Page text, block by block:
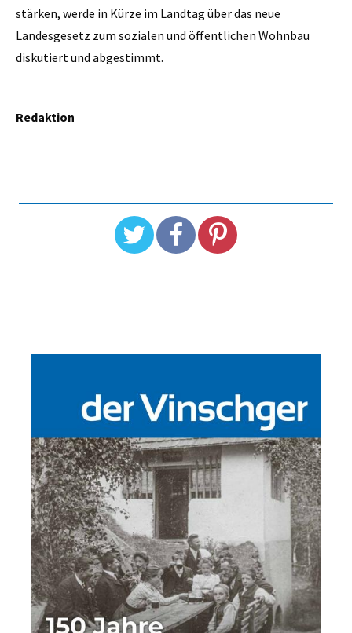
stärken, werde in Kürze im Landtag über das neue
Landesgesetz zum sozialen und öffentlichen Wohnbau
diskutiert und abgestimmt.
Redaktion